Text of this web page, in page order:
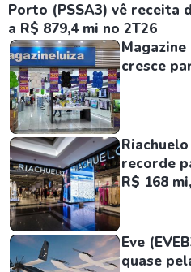
Porto (PSSA3) vê receita
a R$ 879,4 mi no 2T26
Magazine
cresce
recorde
R$ 168
Eve
quase